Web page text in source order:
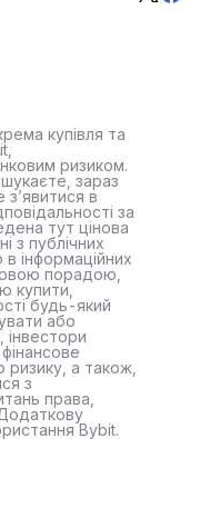
купівля та
ризиком.
зараз
в
за
тут цінова
з публічних
інформаційних
порадою,
купити,
будь-який
або
інвестори
ризику, а також,
з
права,
Bybit.